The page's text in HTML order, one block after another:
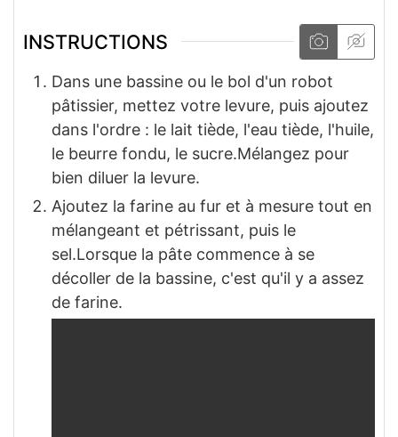
INSTRUCTIONS
Dans une bassine ou le bol d'un robot
pâtissier, mettez votre levure, puis ajoutez
dans l'ordre : le lait tiède, l'eau tiède, l'huile,
le beurre fondu, le sucre.Mélangez pour
bien diluer la levure.
Ajoutez la farine au fur et à mesure tout en
mélangeant et pétrissant, puis le
sel.Lorsque la pâte commence à se
décoller de la bassine, c'est qu'il y a assez
de farine.